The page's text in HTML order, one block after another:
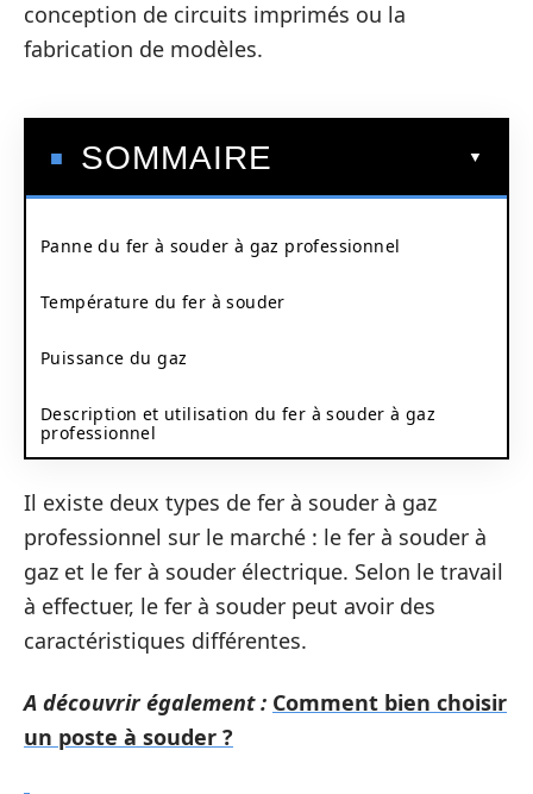
conception de circuits imprimés ou la
fabrication de modèles.
SOMMAIRE
Panne du fer à souder à gaz professionnel
Température du fer à souder
Puissance du gaz
Description et utilisation du fer à souder à gaz
professionnel
Il existe deux types de fer à souder à gaz
professionnel sur le marché : le fer à souder à
gaz et le fer à souder électrique. Selon le travail
à effectuer, le fer à souder peut avoir des
caractéristiques différentes.
A découvrir également : Comment bien choisir
un poste à souder ?